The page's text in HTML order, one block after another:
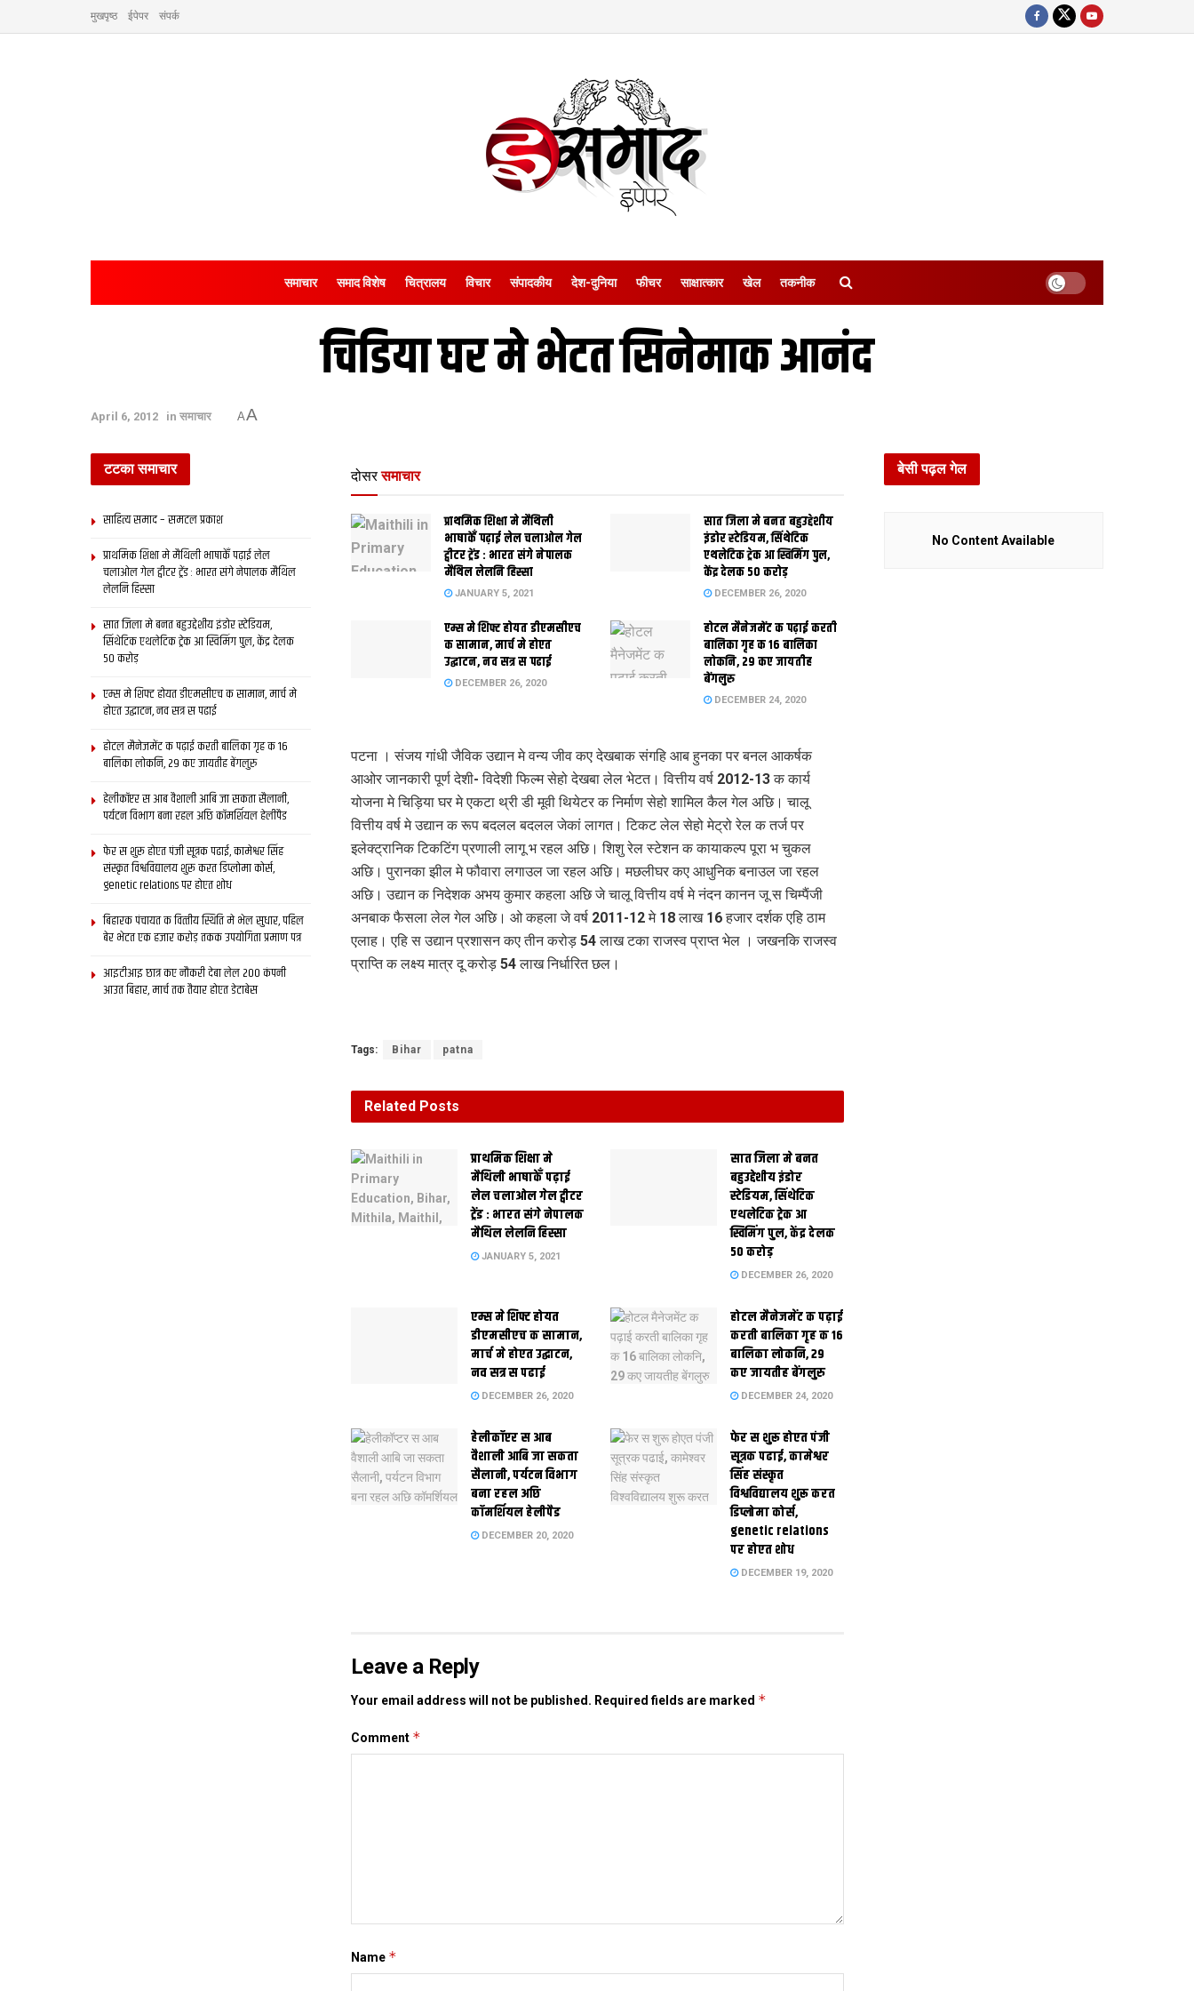
मुखपृष्ठ ईपेपर संपर्क
समाचार समाद विशेष चित्रालय विचार संपादकीय देश-दुनिया फीचर साक्षात्‍कार खेल तकनीक
चिडिया घर मे भेटत सिनेमाक आनंद
April 6, 2012 in समाचार AA
दोसर समाचार
प्राथमिक शि‍क्षा मे मैथि‍ली
भाषाकेँ पढ़ाई लेल चलाओल गेल
ट्वीटर ट्रेंड : भारत संगे नेपालक
मैथिल लेलनि हिस्सा
JANUARY 5, 2021
सात जिला मे बनत बहुउद्देशीय
इंडोर स्‍टेडि‍यम, सिंथेटिक
एथलेटिक ट्रेक आ स्विमिंग पुल,
केंद्र देलक 50 करोड़
DECEMBER 26, 2020
एम्स मे शिफ्ट होयत डीएमसीएच
क सामान, मार्च मे होएत
उद्घाटन, नव सत्र स पढाई
DECEMBER 26, 2020
होटल मैनेजमेंट क पढ़ाई करती
बालिका गृह क 16 बालिका
लोकनि, 29 कए जायतीह
बेंगलुरु
DECEMBER 24, 2020
पटना । संजय गांधी जैविक उद्यान मे वन्य जीव कए देखबाक संगहि आब हुनका पर बनल आकर्षक
आओर जानकारी पूर्ण देशी- विदेशी फिल्म सेहो देखबा लेल भेटत। वित्तीय वर्ष 2012-13 क कार्य
योजना मे चिड़िया घर मे एकटा थ्री डी मूवी थियेटर क निर्माण सेहो शामिल कैल गेल अछि। चालू
वित्तीय वर्ष मे उद्यान क रूप बदलल बदलल जेकां लागत। टिकट लेल सेहो मेट्रो रेल क तर्ज पर
इलेक्ट्रानिक टिकटिंग प्रणाली लागू भ रहल अछि। शिशु रेल स्टेशन क कायाकल्प पूरा भ चुकल
अछि। पुरानका झील मे फौवारा लगाउल जा रहल अछि। मछलीघर कए आधुनिक बनाउल जा रहल
अछि। उद्यान क निदेशक अभय कुमार कहला अछि जे चालू वित्तीय वर्ष मे नंदन कानन जू स चिम्पैंजी
अनबाक फैसला लेल गेल अछि। ओ कहला जे वर्ष 2011-12 मे 18 लाख 16 हजार दर्शक एहि ठाम
एलाह। एहि स उद्यान प्रशासन कए तीन करोड़ 54 लाख टका राजस्व प्राप्त भेल । जखनकि राजस्व
प्राप्ति क लक्ष्य मात्र दू करोड़ 54 लाख निर्धारित छल।
Tags: Bihar patna
Related Posts
प्राथमिक शि‍क्षा मे
मैथि‍ली भाषाकेँ पढ़ाई
लेल चलाओल गेल ट्वीटर
ट्रेंड : भारत संगे नेपालक
मैथिल लेलनि हिस्सा
JANUARY 5, 2021
सात जिला मे बनत
बहुउद्देशीय इंडोर
स्‍टेडि‍यम, सिंथेटिक
एथलेटिक ट्रेक आ
स्विमिंग पुल, केंद्र देलक
50 करोड़
DECEMBER 26, 2020
एम्स मे शिफ्ट होयत
डीएमसीएच क सामान,
मार्च मे होएत उद्घाटन,
नव सत्र स पढाई
DECEMBER 26, 2020
होटल मैनेजमेंट क पढ़ाई
करती बालिका गृह क 16
बालिका लोकनि, 29
कए जायतीह बेंगलुरु
DECEMBER 24, 2020
हेलीकॉप्टर स आब
वैशाली आबि जा सकता
सैलानी, पर्यटन विभाग
बना रहल अछि
कॉमर्शियल हेलीपैड
DECEMBER 20, 2020
फेर स शुरू होएत पंजी
सूत्रक पढाई, कामेश्वर
सिंह संस्कृत
विश्वविद्यालय शुरू करत
डिप्लोमा कोर्स,
genetic relations
पर होएत शोध
DECEMBER 19, 2020
Leave a Reply
Your email address will not be published. Required fields are marked *
Comment *
Name *
टटका समाचार
साहित्य समाद – समटल प्रकाश
प्राथमिक शि‍क्षा मे मैथि‍ली भाषाकेँ पढ़ाई लेल
चलाओल गेल ट्वीटर ट्रेंड : भारत संगे नेपालक मैथिल
लेलनि हिस्सा
सात जिला मे बनत बहुउद्देशीय इंडोर स्‍टेडि‍यम,
सिंथेटिक एथलेटिक ट्रेक आ स्विमिंग पुल, केंद्र देलक
50 करोड़
एम्स मे शिफ्ट होयत डीएमसीएच क सामान, मार्च मे
होएत उद्घाटन, नव सत्र स पढाई
होटल मैनेजमेंट क पढ़ाई करती बालिका गृह क 16
बालिका लोकनि, 29 कए जायतीह बेंगलुरु
हेलीकॉप्टर स आब वैशाली आबि जा सकता सैलानी,
पर्यटन विभाग बना रहल अछि कॉमर्शियल हेलीपैड
फेर स शुरू होएत पंजी सूत्रक पढाई, कामेश्वर सिंह
संस्कृत विश्वविद्यालय शुरू करत डिप्लोमा कोर्स,
genetic relations पर होएत शोध
बिहारक पंचायत क वित्‍तीय स्थिति मे भेल सुधार, पहिल
बेर भेटत एक हजार करोड़ तकक उपयोगिता प्रमाण पत्र
आइटीआइ छात्र कए नौकरी देबा लेल 200 कंपनी
आउत बिहार, मार्च तक तैयार होएत डेटाबेस
बेसी पढ़ल गेल
No Content Available